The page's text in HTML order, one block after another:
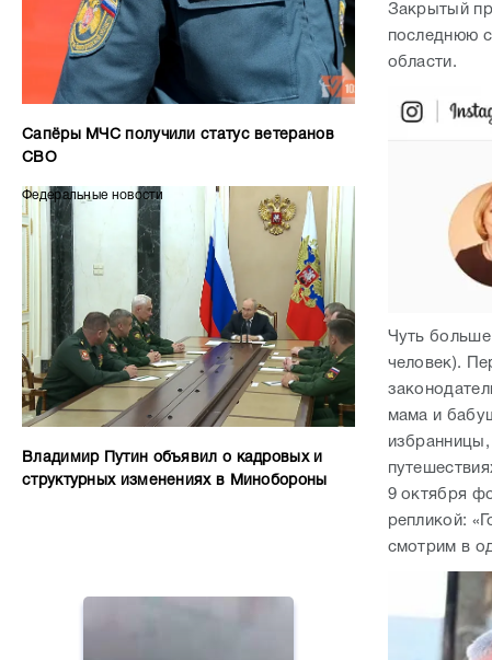
Сапёры МЧС получили статус ветеранов
СВО
Федеральные новости
Владимир Путин объявил о кадровых и
структурных изменениях в Минобороны
Закрытый
последнюю
области.
Чуть
человек).
мама и
избранницы,
9 октября
репликой:
смотрим в